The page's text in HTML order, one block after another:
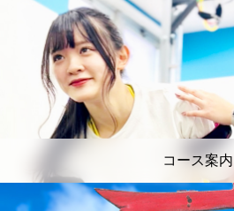
コース案内